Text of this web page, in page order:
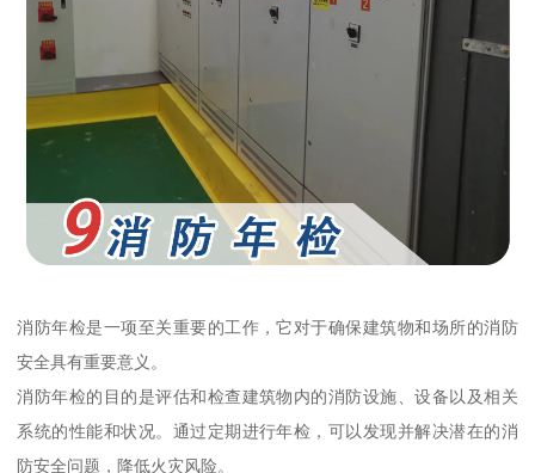
消防年检是一项至关重要的工作，它对于确保建筑物和场所的消防
安全具有重要意义。
消防年检的目的是评估和检查建筑物内的消防设施、设备以及相关
系统的性能和状况。通过定期进行年检，可以发现并解决潜在的消
防安全问题，降低火灾风险。